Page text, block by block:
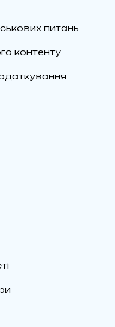
питань
контенту